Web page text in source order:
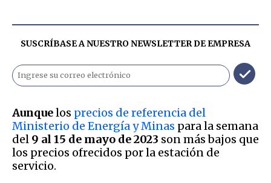
SUSCRÍBASE A NUESTRO NEWSLETTER DEEMPRESA
Aunquelos precios de referencia del
Ministerio de Energía y Minas para la semana
del 9 al 15 de mayo de 2023 son más bajos que
los precios ofrecidos por la estación de
servicio.